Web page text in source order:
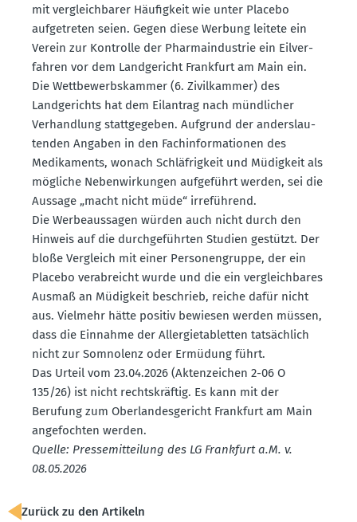
mit vergleich­barer Häufigkeit wie unter Placebo
aufge­treten seien. Gegen diese Werbung leitete ein
Verein zur Kontrolle der Pharma­in­dustrie ein Eilver­
fahren vor dem Landge­richt Frankfurt am Main ein.
Die Wettbe­werbs­kammer (6. Zivil­kammer) des
Landge­richts hat dem Eilantrag nach mündlicher
Verhandlung statt­ge­geben. Aufgrund der anders­lau­
tenden Angaben in den Fachin­for­ma­tionen des
Medika­ments, wonach Schläf­rigkeit und Müdigkeit als
mögliche Neben­wir­kungen aufge­führt werden, sei die
Aussage „macht nicht müde“ irreführend.
Die Werbe­aus­sagen würden auch nicht durch den
Hinweis auf die durch­ge­führten Studien gestützt. Der
bloße Vergleich mit einer Perso­nen­gruppe, der ein
Placebo verab­reicht wurde und die ein vergleich­bares
Ausmaß an Müdigkeit beschrieb, reiche dafür nicht
aus. Vielmehr hätte positiv bewiesen werden müssen,
dass die Einnahme der Aller­gie­ta­bletten tatsächlich
nicht zur Somnolenz oder Ermüdung führt.
Das Urteil vom 23.04.2026 (Akten­zeichen 2-06 O
135/26) ist nicht rechts­kräftig. Es kann mit der
Berufung zum Oberlan­des­ge­richt Frankfurt am Main
angefochten werden.
Quelle: Presse­mit­teilung des LG Frankfurt a.M. v.
08.05.2026
Zurück zu den Artikeln